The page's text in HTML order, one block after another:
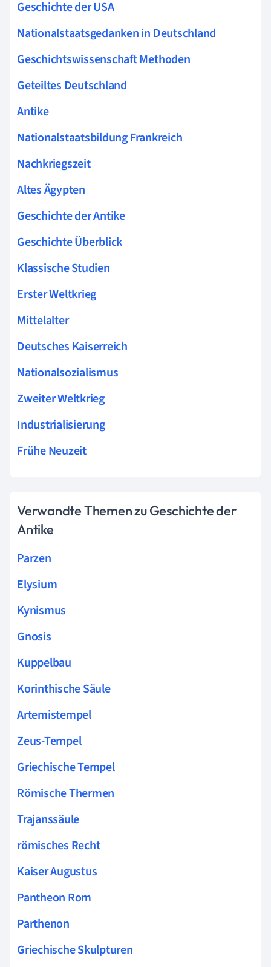
Geschichte der USA
Nationalstaatsgedanken in Deutschland
Geschichtswissenschaft Methoden
Geteiltes Deutschland
Antike
Nationalstaatsbildung Frankreich
Nachkriegszeit
Altes Ägypten
Geschichte der Antike
Geschichte Überblick
Klassische Studien
Erster Weltkrieg
Mittelalter
Deutsches Kaiserreich
Nationalsozialismus
Zweiter Weltkrieg
Industrialisierung
Frühe Neuzeit
Verwandte Themen zu Geschichte der
Antike
Parzen
Elysium
Kynismus
Gnosis
Kuppelbau
Korinthische Säule
Artemistempel
Zeus-Tempel
Griechische Tempel
Römische Thermen
Trajanssäule
römisches Recht
Kaiser Augustus
Pantheon Rom
Parthenon
Griechische Skulpturen